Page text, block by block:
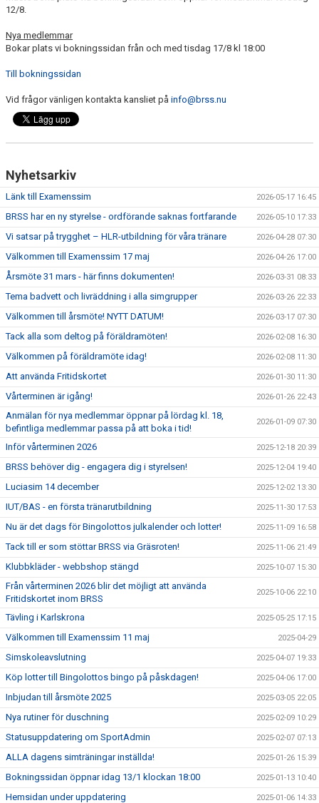
12/8.
Nya medlemmar
Bokar plats vi bokningssidan från och med tisdag 17/8 kl 18:00
Till bokningssidan
Vid frågor vänligen kontakta kansliet på info@brss.nu
Nyhetsarkiv
Länk till Examenssim 2026-05-17 16:45
BRSS har en ny styrelse - ordförande saknas fortfarande 2026-05-10 17:33
Vi satsar på trygghet – HLR-utbildning för våra tränare 2026-04-28 07:30
Välkommen till Examenssim 17 maj 2026-04-26 17:00
Årsmöte 31 mars - här finns dokumenten! 2026-03-31 08:33
Tema badvett och livräddning i alla simgrupper 2026-03-26 22:33
Välkommen till årsmöte! NYTT DATUM! 2026-03-17 07:30
Tack alla som deltog på föräldramöten! 2026-02-08 16:30
Välkommen på föräldramöte idag! 2026-02-08 11:30
Att använda Fritidskortet 2026-01-30 11:30
Vårterminen är igång! 2026-01-26 22:43
Anmälan för nya medlemmar öppnar på lördag kl. 18,
befintliga medlemmar passa på att boka i tid!
2026-01-09 07:30
Inför vårterminen 2026 2025-12-18 20:39
BRSS behöver dig - engagera dig i styrelsen! 2025-12-04 19:40
Luciasim 14 december 2025-12-02 13:30
IUT/BAS - en första tränarutbildning 2025-11-30 17:53
Nu är det dags för Bingolottos julkalender och lotter! 2025-11-09 16:58
Tack till er som stöttar BRSS via Gräsroten! 2025-11-06 21:49
Klubbkläder - webbshop stängd 2025-10-07 15:30
Från vårterminen 2026 blir det möjligt att använda
Fritidskortet inom BRSS
2025-10-06 22:10
Tävling i Karlskrona 2025-05-25 17:15
Välkommen till Examenssim 11 maj 2025-04-29
Simskoleavslutning 2025-04-07 19:33
Köp lotter till Bingolottos bingo på påskdagen! 2025-04-06 17:00
Inbjudan till årsmöte 2025 2025-03-05 22:05
Nya rutiner för duschning 2025-02-09 10:29
Statusuppdatering om SportAdmin 2025-02-07 07:13
ALLA dagens simträningar inställda! 2025-01-26 15:39
Bokningssidan öppnar idag 13/1 klockan 18:00 2025-01-13 10:40
Hemsidan under uppdatering 2025-01-06 14:33